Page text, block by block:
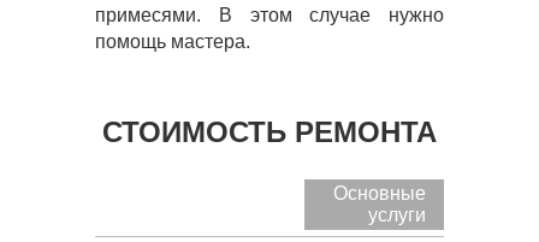
примесями. В этом случае нужно
помощь мастера.
СТОИМОСТЬ РЕМОНТА
Основные
услуги